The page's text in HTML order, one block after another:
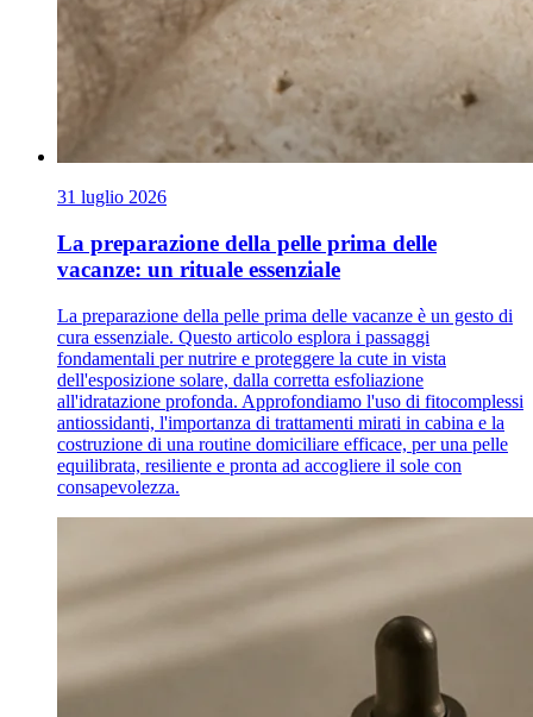
31 luglio 2026
La preparazione della pelle prima delle
vacanze: un rituale essenziale
La preparazione della pelle prima delle vacanze è un gesto di
cura essenziale. Questo articolo esplora i passaggi
fondamentali per nutrire e proteggere la cute in vista
dell'esposizione solare, dalla corretta esfoliazione
all'idratazione profonda. Approfondiamo l'uso di fitocomplessi
antiossidanti, l'importanza di trattamenti mirati in cabina e la
costruzione di una routine domiciliare efficace, per una pelle
equilibrata, resiliente e pronta ad accogliere il sole con
consapevolezza.